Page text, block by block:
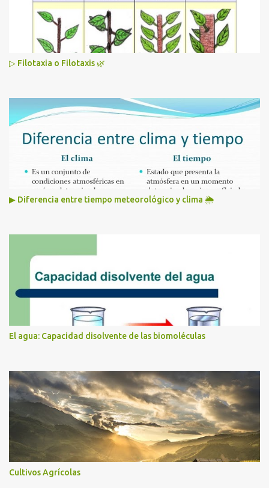
▷ Filotaxia o Filotaxis 🌿
▶ Diferencia entre tiempo meteorológico y clima 🌦️
El agua: Capacidad disolvente de las biomoléculas
Cultivos Agrícolas